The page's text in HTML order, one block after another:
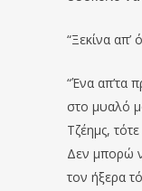
“Ξεκίνα απ’
“Ένα απ’τα
στο μυαλό
Τζέημς,
Δεν μπορώ
τον ήξερα